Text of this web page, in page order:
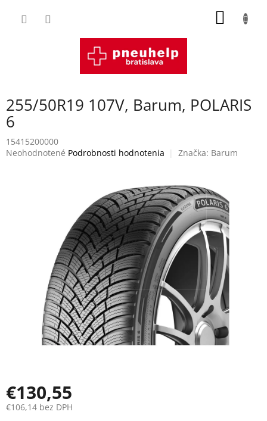
255/50R19 107V, Barum, POLARIS
6
15415200000
Priemerné
Neohodnotené Podrobnosti hodnotenia Značka: Barum
€130,55
€106,14 bez DPH